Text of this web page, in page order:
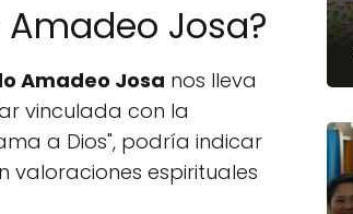
Josa?
Amadeo Josa nos lleva
vinculada con la
a Dios", podría indicar
valoraciones espirituales